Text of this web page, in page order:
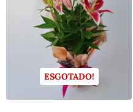
ESGOTADO!